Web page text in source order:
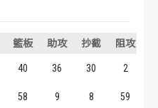
籃板 助攻 抄截 阻攻
40 36 30 2
58 9 8 59